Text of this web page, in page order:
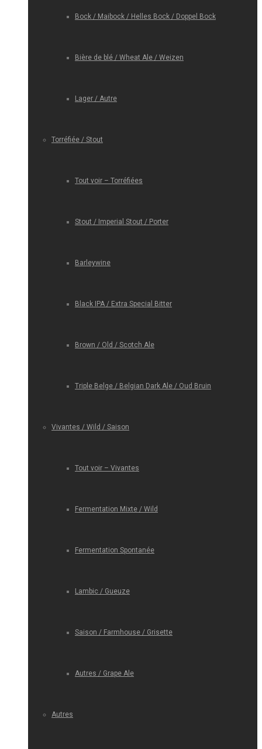
Bock / Maibock / Helles Bock / Doppel Bock
Bière de blé / Wheat Ale / Weizen
Lager / Autre
Torréfiée / Stout
Tout voir – Torréfiées
Stout / Imperial Stout / Porter
Barleywine
Black IPA / Extra Special Bitter
Brown / Old / Scotch Ale
Triple Belge / Belgian Dark Ale / Oud Bruin
Vivantes / Wild / Saison
Tout voir – Vivantes
Fermentation Mixte / Wild
Fermentation Spontanée
Lambic / Gueuze
Saison / Farmhouse / Grisette
Autres / Grape Ale
Autres